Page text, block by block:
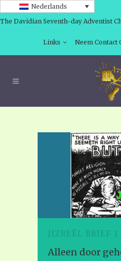
Nederlands
The Davidian Seventh-day Adventist
Links Neem Contact
JIZREËL BRIEF 1
Alleen door